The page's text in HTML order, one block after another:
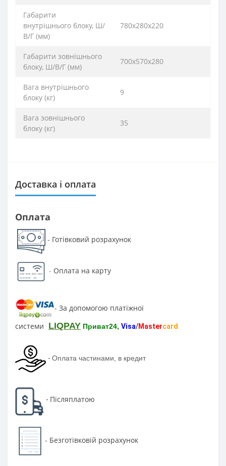
Габарити
внутрішнього блоку, Ш/
В/Г (мм)
780х280х220
Габарити зовнішнього
блоку, Ш/В/Г (мм)
700х570х280
Вага внутрішнього
блоку (кг)
9
Вага зовнішнього
блоку (кг)
35
Доставка і оплата
Оплата
- Готівковий розрахунок
- Оплата на карту
- За допомогою платіжної
системи LIQPAY Приват24, Visa/Mastercard
- Оплата частинами, в кредит
- Післяплатою
- Безготівковій розрахунок